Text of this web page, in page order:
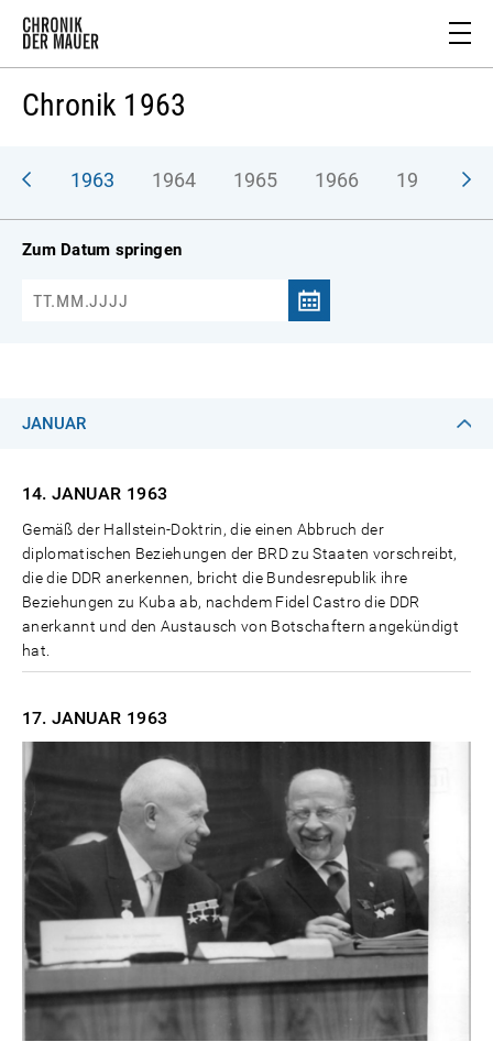
Chronik 1963
1963 1964 1965 1966 1967
Zum Datum springen
JANUAR
14. JANUAR 1963
Gemäß der Hallstein-Doktrin, die einen Abbruch der
diplomatischen Beziehungen der BRD zu Staaten vorschreibt,
die die DDR anerkennen, bricht die Bundesrepublik ihre
Beziehungen zu Kuba ab, nachdem Fidel Castro die DDR
anerkannt und den Austausch von Botschaftern angekündigt
hat.
17. JANUAR 1963